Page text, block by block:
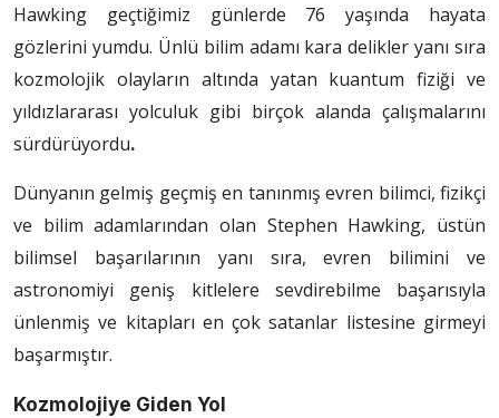
Hawking geçtiğimiz günlerde 76 yaşında hayata
gözlerini yumdu. Ünlü bilim adamı kara delikler yanı sıra
kozmolojik olayların altında yatan kuantum fiziği ve
yıldızlararası yolculuk gibi birçok alanda çalışmalarını
sürdürüyordu.
Dünyanın gelmiş geçmiş en tanınmış evren bilimci, fizikçi
ve bilim adamlarından olan Stephen Hawking, üstün
bilimsel başarılarının yanı sıra, evren bilimini ve
astronomiyi geniş kitlelere sevdirebilme başarısıyla
ünlenmiş ve kitapları en çok satanlar listesine girmeyi
başarmıştır.
Kozmolojiye Giden Yol